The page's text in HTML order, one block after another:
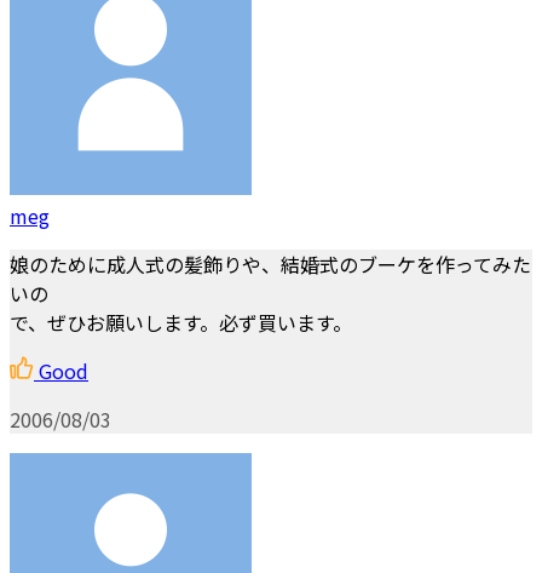
meg
娘のために成人式の髪飾りや、結婚式のブーケを作ってみた
いの
で、ぜひお願いします。必ず買います。
Good
2006/08/03